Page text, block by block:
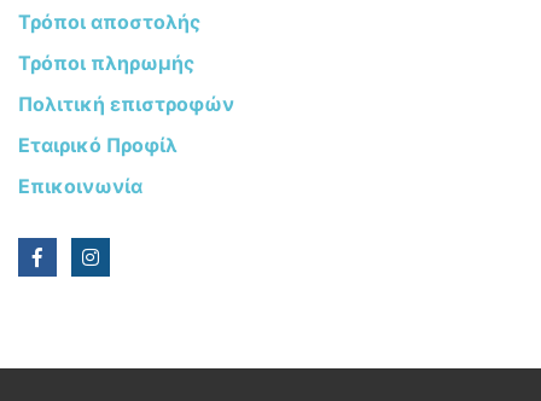
Τρόποι αποστολής
Τρόποι πληρωμής
Πολιτική επιστροφών
Εταιρικό Προφίλ
Επικοινωνία